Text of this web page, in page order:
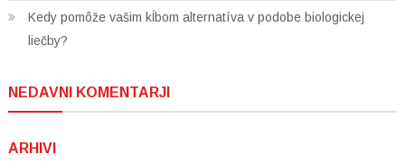
Kedy pomôže vašim kĺbom alternatíva v podobe biologickej
liečby?
NEDAVNI KOMENTARJI
ARHIVI